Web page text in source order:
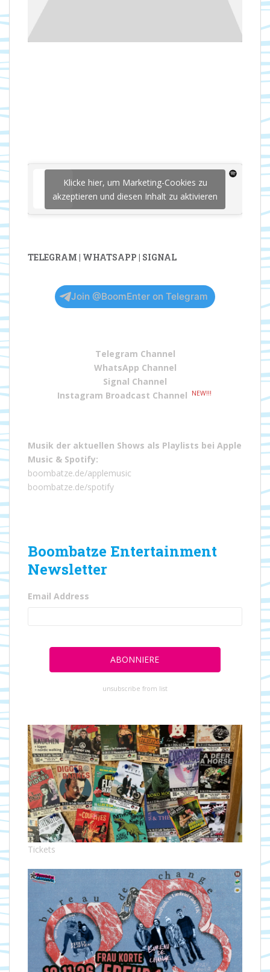
Klicke hier, um Marketing-Cookies zu
akzeptieren und diesen Inhalt zu aktivieren
TELEGRAM | WHATSAPP | SIGNAL
Join @BoomEnter on Telegram
Telegram Channel
WhatsApp Channel
Signal Channel
Instagram Broadcast Channel
NEW!!!
Musik der aktuellen Shows als Playlists bei Apple
Music & Spotify:
boombatze.de/applemusic
boombatze.de/spotify
Boombatze Entertainment
Newsletter
Email Address
unsubscribe from list
Tickets